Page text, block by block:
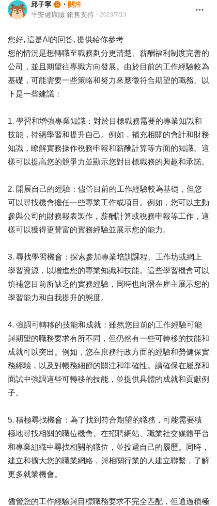
邱子寧 ・ 關注
平安健康險 銷售支持 ・ 2023/7/13
您好, 這是AI的回答, 提供給你參考
您的情況是想轉職至職務劃分更清楚、薪酬福利制度完善的
公司，並且期望往專職方向發展。由於目前的工作經驗較為
基礎，可能需要一些策略和努力來應徵符合期望的職務。以
下是一些建議：
1. 學習和增強專業知識：對於目標職務需要的專業知識和
技能，持續學習和提升自己。例如，補充相關的會計和財務
知識，瞭解實務操作稅務申報和薪酬計算等方面的知識。這
樣可以提高您的競爭力並顯示您對目標職務的興趣和承諾。
2. 開展自己的經驗：儘管目前的工作經驗較為基礎，但您
可以尋找機會擔任一些專業工作或項目。例如，您可以主動
參與公司的財務報表製作，薪酬計算或稅務申報等工作，這
樣可以獲得更豐富的實務經驗並展示您的能力。
3. 尋找學習機會：探索參加專業培訓課程、工作坊或網上
學習資源，以增進您的專業知識和技能。這些學習機會可以
填補您目前所缺乏的實務經驗，同時也向潛在雇主展示您的
學習能力和自我提升的態度。
4. 強調可轉移的技能和成就：雖然您目前的工作經驗可能
與期望的職務要求有所不同，但仍然有一些可轉移的技能和
成就可以突出。例如，您在庶務行政方面的經驗和勞健保實
務經驗，以及對帳務細節的關注和準確性。請確保在履歷和
面試中強調這些可轉移的技能，並提供具體的成就和貢獻例
子。
5. 積極尋找機會：為了找到符合期望的職務，可能需要積
極地尋找相關的職位機會。在招聘網站、職業社交媒體平台
和專業組織中尋找相關的職位，並投遞自己的履歷。同時，
建立和擴大您的職業網絡，與相關行業的人建立聯繫，了解
更多就業機會。
儘管您的工作經驗與目標職務要求不完全匹配，但通過積極